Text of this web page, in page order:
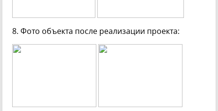
8. Фото объекта после реализации проекта: